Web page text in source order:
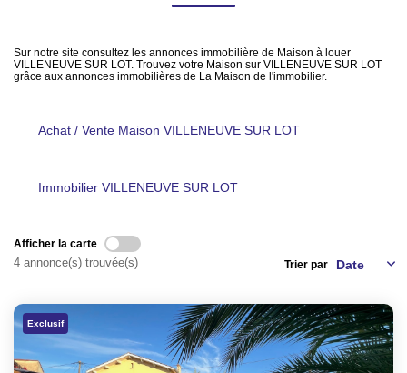
Estimation En Ligne Gratuite
EXTRANET PROPRIÉTAIRE
EN
Sur notre site consultez les annonces immobilière de Maison à louer
VILLENEUVE SUR LOT. Trouvez votre Maison sur VILLENEUVE SUR LOT
grâce aux annonces immobilières de La Maison de l'immobilier.
Achat / Vente Maison VILLENEUVE SUR LOT
Immobilier VILLENEUVE SUR LOT
Afficher la carte
4 annonce(s) trouvée(s) Trier par
Exclusif